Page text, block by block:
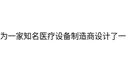
一家知名医疗设备制造商设计了一